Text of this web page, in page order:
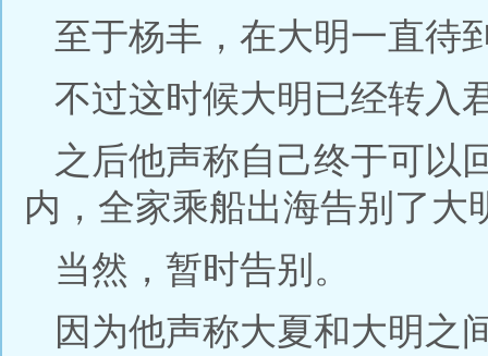
至于杨丰，在大明一直待
不过这时候大明已经转入
之后他声称自己终于可以
内，全家乘船出海告别了
当然，暂时告别。
因为他声称大夏和大明之